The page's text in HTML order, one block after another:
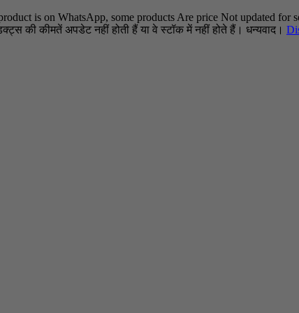
is on WhatsApp, some products Are price Not updated
की कीमतें अपडेट नहीं होती हैं या वे स्टॉक में नहीं होते हैं। धन्यवाद।